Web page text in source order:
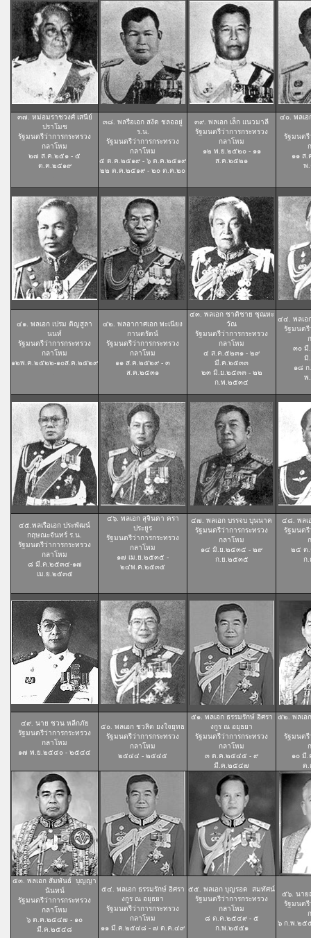
๓๗. หม่อมราชวงศ์ เสนีย์
ปราโมช
รัฐมนตรีว่าการกระทรวง
กลาโหม
๒๗ ส.ค.๒๕๑ - ๕
ต.ค.๒๕๑๙
๓๘. พลรือเอก สงัด ชลออยู่
ร.น.
รัฐมนตรีว่าการกระทรวง
กลาโหม
๕ ต.ค.๒๕๑๙ - ๖ ต.ค.๒๕๑๙
๒๒ ต.ค.๒๕๑๙ - ๒๐ ต.ค.๒๐
๓๙. พลเอก เล็ก แนวมาลี
รัฐมนตรีว่าการกระทรวง
กลาโหม
๑๒ พ.ย.๒๕๒๐ - ๑๑
ส.ค.๒๕๒๑
๔๐. พลเอ
รัฐมนตรี
๑๑ ส.
พ
๔๑. พลเอก เปรม ติญสูลา
นนท์
รัฐมนตรีว่าการกระทรวง
กลาโหม
๑๒พ.ค.๒๕๒๒-๑๐ส.ค.๒๕๒๙
๔๒. พลอากาศเอก พะเนียง
กานตรัตน์
รัฐมนตรีว่าการกระทรวง
กลาโหม
๑๑ ส.ค.๒๕๒๙ - ๓
ส.ค.๒๕๓๑
๔๓. พลเอก ชาติชาย ชุณหะ
วัณ
รัฐมนตรีว่าการกระทรวง
กลาโหม
๔ ส.ค.๕๒๓๑ - ๒๙
มี.ค.๒๕๓๓
๒๓ มิ.ย.๒๕๓๓ - ๒๒
ก.พ.๒๕๓๔
๔๔. พลเอ
รัฐมนตรี
๓๐ มี
มิ
๑๘
พ
๔๕.พลเรือเอก ประพัฒน์
กฤษณะจันทร์ ร.น.
รัฐมนตรีว่าการกระทรวง
กลาโหม
๘ มี.ค.๒๕๓๔-๑๗
เม.ย.๒๕๓๕
๔๖. พลเอก สุจินดา ครา
ประยูร
รัฐมนตรีว่าการกระทรวง
กลาโหม
๑๗ เม.ย.๒๕๓๕ -
๒๔พ.ค.๒๕๓๕
๔๗. พลเอก บรรจบ บุนนาค
รัฐมนตรีว่าการกระทรวง
กลาโหม
๑๔ มิ.ย.๒๕๓๕ - ๒๙
ก.ย.๒๕๓๕
๔๘. พลเ
รัฐมนตรี
๒๕ ต
ก
๔๙. นาย ชวน หลีกภัย
รัฐมนตรีว่าการกระทรวง
กลาโหม
๑๗ พ.ย.๒๕๔๐ - ๒๕๔๔
๕๐ . พลเอก ชวลิต ยงใจยุทธ
รัฐมนตรีว่าการกระทรวง
กลาโหม
๒๕๔๔ - ๒๕๔๕
๕๑. พลเอก ธรรมรักษ์ อิศรา
งกูร ณ อยุธยา
รัฐมนตรีว่าการกระทรวง
กลาโหม
๓ ต.ค.๒๕๔๕ - ๙
มี.ค.๒๕๔๗
๕๒. พลเอ
รัฐมนตรี
๑๐ มี
ต
๕๓. พลเอก สัมพันธ์ บุญญา
นันทน์
รัฐมนตรีว่าการกระทรวง
กลาโหม
๖ ต.ค.๒๕๔๗ - ๑๐
มี.ค.๒๕๔๘
๕๔. พลเอก ธรรมรักษ์ อิศรา
งกูร ณ อยุธยา
รัฐมนตรีว่าการกระทรวง
กลาโหม
๑๑ มี.ค.๒๕๔๘ - ๗ ต.ค.๔๙
๕๕. พลเอก บุญรอด สมทัศน์
รัฐมนตรีว่าการกระทรวง
กลาโหม
๘ ต.ค.๒๕๔๙ - ๕
ก.พ.๒๕๕๑
๕๖. นาย
รัฐมนตรี
๖ ก.พ.๒๕